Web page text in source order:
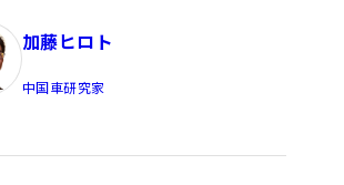
加藤ヒロト
中国車研究家